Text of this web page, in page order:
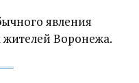
явления
жителей Воронежа.